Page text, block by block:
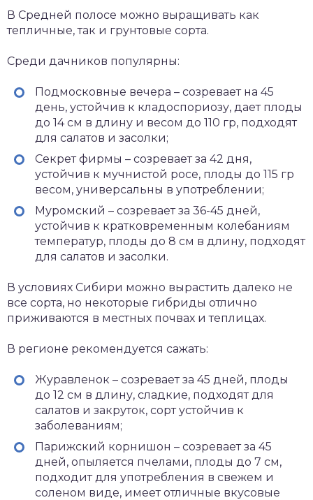
В Средней полосе можно выращивать как
тепличные, так и грунтовые сорта.
Среди дачников популярны:
Подмосковные вечера – созревает на 45
день, устойчив к кладоспориозу, дает плоды
до 14 см в длину и весом до 110 гр, подходят
для салатов и засолки;
Секрет фирмы – созревает за 42 дня,
устойчив к мучнистой росе, плоды до 115 гр
весом, универсальны в употреблении;
Муромский – созревает за 36-45 дней,
устойчив к кратковременным колебаниям
температур, плоды до 8 см в длину, подходят
для салатов и засолки.
В условиях Сибири можно вырастить далеко не
все сорта, но некоторые гибриды отлично
приживаются в местных почвах и теплицах.
В регионе рекомендуется сажать:
Журавленок – созревает за 45 дней, плоды
до 12 см в длину, сладкие, подходят для
салатов и закруток, сорт устойчив к
заболеваниям;
Парижский корнишон – созревает за 45
дней, опыляется пчелами, плоды до 7 см,
подходит для употребления в свежем и
соленом виде, имеет отличные вкусовые